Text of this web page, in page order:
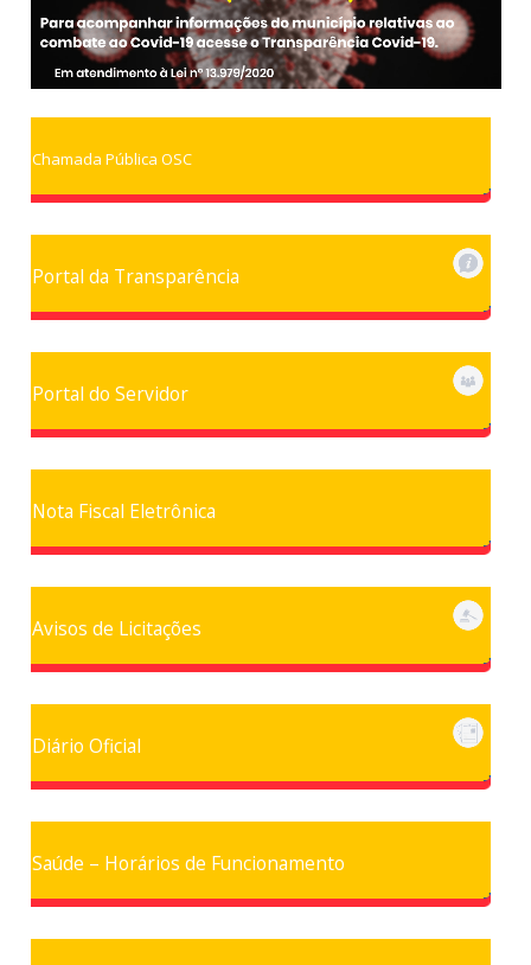
Chamada Pública OSC
Portal da Transparência
Portal do Servidor
Nota Fiscal Eletrônica
Avisos de Licitações
Diário Oficial
Saúde – Horários de Funcionamento